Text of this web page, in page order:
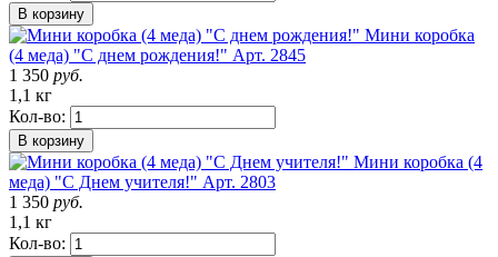
В корзину
Мини коробка
(4 меда) "С днем рождения!" Арт. 2845
1 350 руб.
1,1 кг
Кол-во:
В корзину
Мини коробка (4
меда) "С Днем учителя!" Арт. 2803
1 350 руб.
1,1 кг
Кол-во: